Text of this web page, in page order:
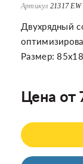
Артикул 21317 EW
Двухрядный
Размер:
Цена от